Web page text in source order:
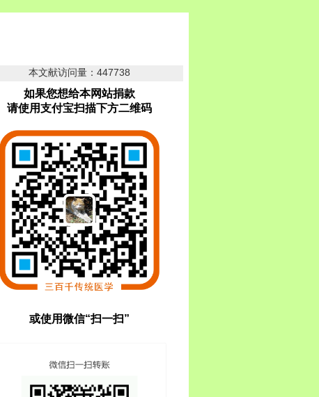
本文献访问量：447738
如果您想给本网站捐款
请使用支付宝扫描下方二维码
或使用微信“扫一扫”